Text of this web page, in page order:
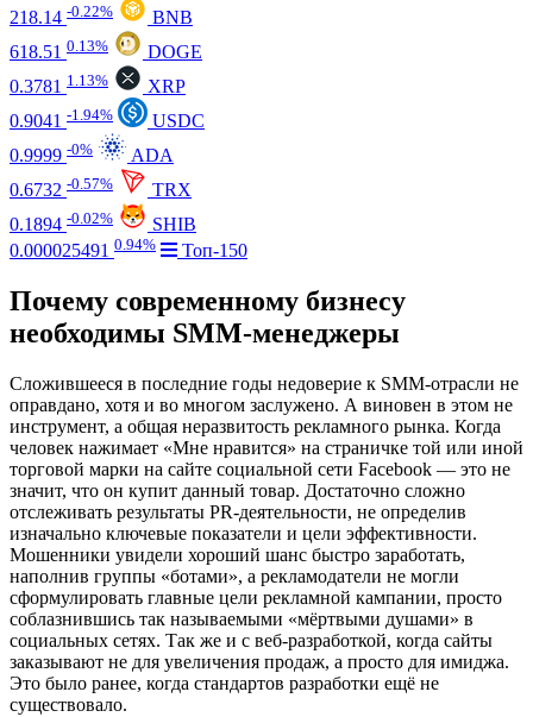
218.14 -0.22%
BNB
618.51 0.13%
DOGE
0.3781 1.13%
XRP
0.9041 -1.94%
USDC
0.9999 -0%
ADA
0.6732 -0.57%
TRX
0.1894 -0.02%
SHIB
0.000025491 0.94% Топ-150
Почему современному бизнесу
необходимы SMM-менеджеры
Сложившееся в последние годы недоверие к SMM-отрасли не
оправдано, хотя и во многом заслужено. А виновен в этом не
инструмент, а общая неразвитость рекламного рынка. Когда
человек нажимает «Мне нравится» на страничке той или иной
торговой марки на сайте социальной сети Facebook — это не
значит, что он купит данный товар. Достаточно сложно
отслеживать результаты PR-деятельности, не определив
изначально ключевые показатели и цели эффективности.
Мошенники увидели хороший шанс быстро заработать,
наполнив группы «ботами», а рекламодатели не могли
сформулировать главные цели рекламной кампании, просто
соблазнившись так называемыми «мёртвыми душами» в
социальных сетях. Так же и с веб-разработкой, когда сайты
заказывают не для увеличения продаж, а просто для имиджа.
Это было ранее, когда стандартов разработки ещё не
существовало.